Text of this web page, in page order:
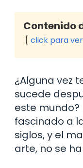
Contenido
click para
¿Alguna vez
sucede
este mundo?
fascinado a
siglos, y el
arte, no se